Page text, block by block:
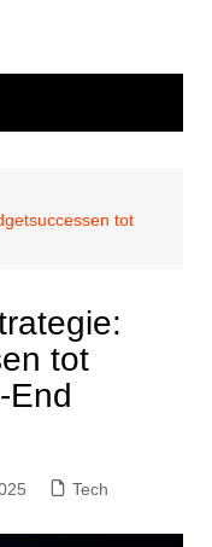
tot
tot
End
Tech